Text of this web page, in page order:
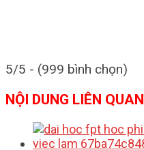
5/5 - (999 bình chọn)
NỘI DUNG LIÊN QUAN